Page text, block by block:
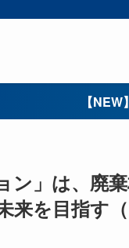
【
ン」は、廃
来を目指す